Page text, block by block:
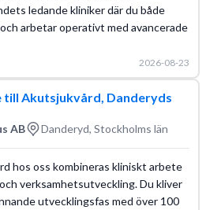
ledande kliniker där du både
arbetar operativt med avancerade
2026-08-23
till Akutsjukvård, Danderyds
AB Danderyd, Stockholms län
hos oss kombineras kliniskt arbete
verksamhetsutveckling. Du kliver
utvecklingsfas med över 100